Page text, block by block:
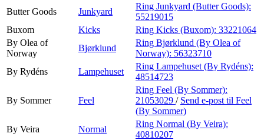
Butter Goods
Junkyard
Ring Junkyard (Butter Goods):
55219015
Buxom
Kicks Ring Kicks (Buxom): 33221064
By Olea of
Norway
Bjørklund
Ring Bjørklund (By Olea of
Norway): 56323710
By Rydéns
Lampehuset
Ring Lampehuset (By Rydéns):
48514723
By Sommer Feel
Ring Feel (By Sommer):
21053029 / Send e-post til Feel
(By Sommer)
By Veira
Normal
Ring Normal (By Veira):
40810207